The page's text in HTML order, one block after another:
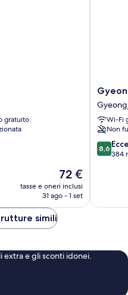
gratuito
Il
prezzo
attuale
72 €
tasse e oneri inclusi
31 ago - 1 set
Hanok
Hotel
Wi-Fi
Non
8.6
su
8,6
384
simili
extra e gli sconti idonei.